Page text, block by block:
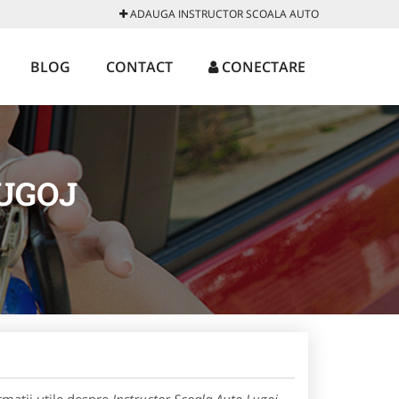
ADAUGA INSTRUCTOR SCOALA AUTO
BLOG CONTACT CONECTARE